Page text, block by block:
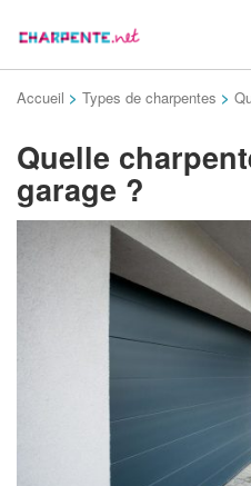
Accueil > Types de charpentes >
Quelle
garage ?